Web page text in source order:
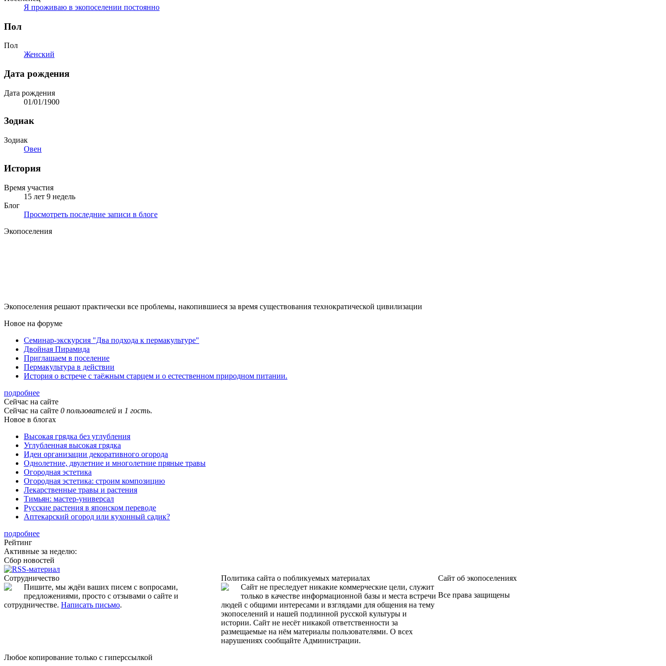
Я проживаю в экопоселении постоянно
Пол
Пол
Женский
Дата рождения
Дата рождения
01/01/1900
Зодиак
Зодиак
Овен
История
Время участия
15 лет 9 недель
Блог
Просмотреть последние записи в блоге
Экопоселения
Экопоселения решают практически все проблемы, накопившиеся за время существования технократической цивилизации
Новое на форуме
Семинар-экскурсия "Два подхода к пермакультуре"
Двойная Пирамида
Приглашаем в поселение
Пермакультура в действии
История о встрече с таёжным старцем и о естественном природном питании.
подробнее
Сейчас на сайте
Сейчас на сайте 0 пользователей и 1 гость.
Новое в блогах
Высокая грядка без углубления
Углубленная высокая грядка
Идеи организации декоративного огорода
Однолетние, двулетние и многолетние пряные травы
Огородная эстетика
Огородная эстетика: строим композицию
Лекарственные травы и растения
Тимьян: мастер-универсал
Русские растения в японском переводе
Аптекарский огород или кухонный садик?
подробнее
Рейтинг
Активные за неделю:
Сбор новостей
Сотрудничество
Пишите, мы ждёи ваших писем с вопросами,
предложениями, просто с отзывами о сайте и
сотрудничестве. Написать письмо.
Политика сайта о побликуемых материалах
Сайт не преследует никакие коммерческие цели, служит
только в качестве информационной базы и места встречи
людей с общими интересами и взглядами для общения на тему
экопоселений и нашей подлинной русской культуры и
истории. Сайт не несёт никакой ответственности за
размещаемые на нём материалы пользователями. О всех
нарушениях сообщайте Администрации.
Сайт об экопоселениях
Все права защищены
Любое копирование только с гиперссылкой